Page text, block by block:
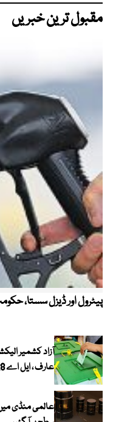
مقبول ترین خبریں
پیٹرول اور ڈیزل سستا،
عارف ، ایل اے 28 میں پیپلز پارٹی کے بازل نقوی کامیاب
عالمی منڈی